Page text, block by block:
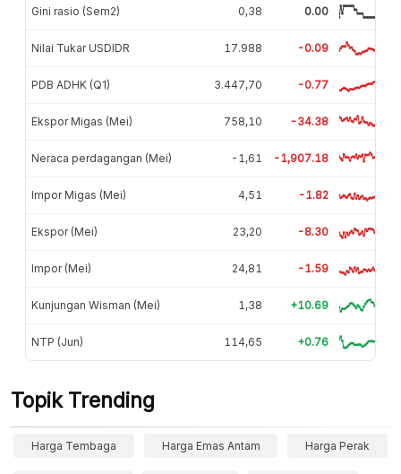
Gini rasio (Sem2) 0,38 0.00
Nilai Tukar USDIDR 17.988 -0.09
PDB ADHK (Q1) 3.447,70 -0.77
Ekspor Migas (Mei) 758,10 -34.38
Neraca perdagangan (Mei) -1,61 -1,907.18
Impor Migas (Mei) 4,51 -1.82
Ekspor (Mei) 23,20 -8.30
Impor (Mei) 24,81 -1.59
Kunjungan Wisman (Mei) 1,38 +10.69
NTP (Jun) 114,65 +0.76
Topik Trending
Harga Tembaga Harga Emas Antam Harga Perak